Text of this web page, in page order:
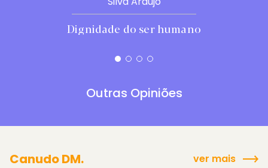
Dignidade do ser humano
Outras Opiniões
Canudo DM. ver mais